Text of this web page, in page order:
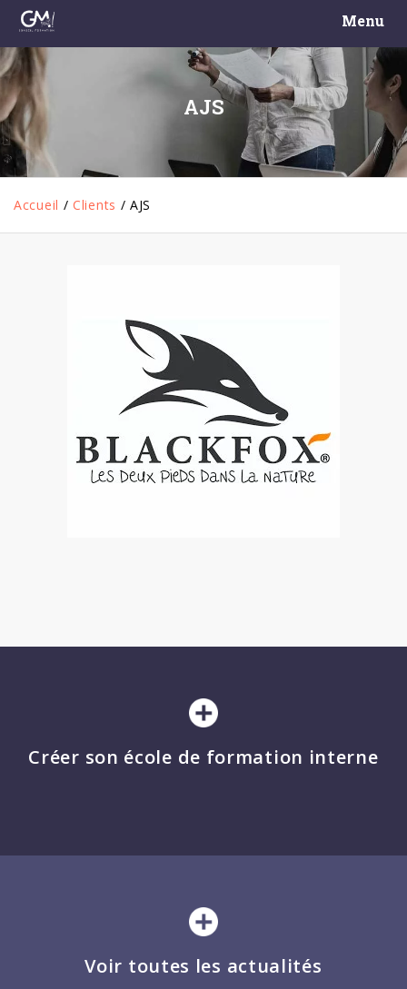
Menu
AJS
Accueil /Clients /AJS
Créer son école de formation interne
Voir toutes les actualités